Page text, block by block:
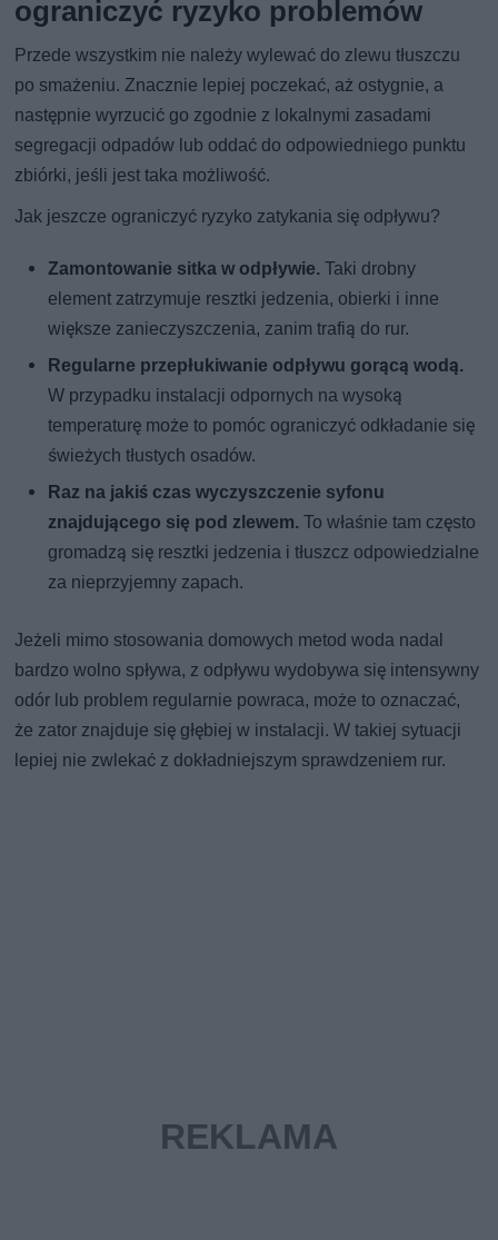
ograniczyć ryzyko problemów
Przede wszystkim nie należy wylewać do zlewu tłuszczu
po smażeniu. Znacznie lepiej poczekać, aż ostygnie, a
następnie wyrzucić go zgodnie z lokalnymi zasadami
segregacji odpadów lub oddać do odpowiedniego punktu
zbiórki, jeśli jest taka możliwość.
Jak jeszcze ograniczyć ryzyko zatykania się odpływu?
Zamontowanie sitka w odpływie.Taki drobny
element zatrzymuje resztki jedzenia, obierki i inne
większe zanieczyszczenia, zanim trafią do rur.
Regularne przepłukiwanie odpływu gorącą wodą.
W przypadku instalacji odpornych na wysoką
temperaturę może to pomóc ograniczyć odkładanie się
świeżych tłustych osadów.
Raz na jakiś czas wyczyszczenie syfonu
znajdującego się pod zlewem. To właśnie tam często
gromadzą się resztki jedzenia i tłuszcz odpowiedzialne
za nieprzyjemny zapach.
Jeżeli mimo stosowania domowych metod woda nadal
bardzo wolno spływa, z odpływu wydobywa się intensywny
odór lub problem regularnie powraca, może to oznaczać,
że zator znajduje się głębiej w instalacji. W takiej sytuacji
lepiej nie zwlekać z dokładniejszym sprawdzeniem rur.